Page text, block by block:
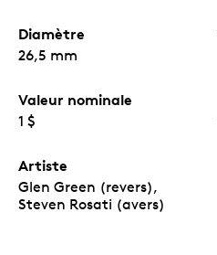
Diamètre
26,5 mm
Valeur nominale
1 $
Artiste
Glen Green (revers),
Steven Rosati (avers)